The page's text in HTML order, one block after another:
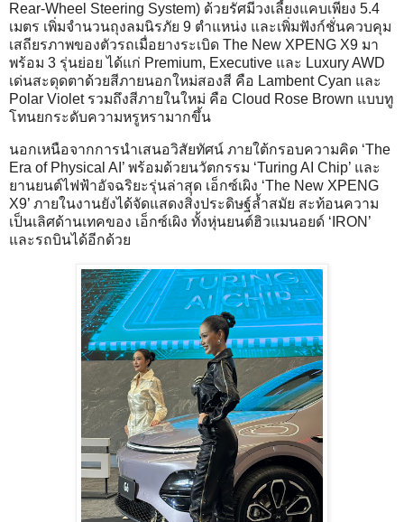
Rear-Wheel Steering System) ด้วยรัศมีวงเลี้ยงแคบเพียง 5.4
เมตร เพิ่มจำนวนถุงลมนิรภัย 9 ตำแหน่ง และเพิ่มฟังก์ชั่นควบคุม
เสถียรภาพของตัวรถเมื่อยางระเบิด The New XPENG X9 มา
พร้อม 3 รุ่นย่อย ได้แก่ Premium, Executive และ Luxury AWD
เด่นสะดุดตาด้วยสีภายนอกใหม่สองสี คือ Lambent Cyan และ
Polar Violet รวมถึงสีภายในใหม่ คือ Cloud Rose Brown แบบทู
โทนยกระดับความหรูหรามากขึ้น
นอกเหนือจากการนำเสนอวิสัยทัศน์ ภายใต้กรอบความคิด ‘The
Era of Physical AI’ พร้อมด้วยนวัตกรรม ‘Turing AI Chip’ และ
ยานยนต์ไฟฟ้าอัจฉริยะรุ่นล่าสุด เอ็กซ์เผิง ‘The New XPENG
X9’ ภายในงานยังได้จัดแสดงสิ่งประดิษฐ์ล้ำสมัย สะท้อนความ
เป็นเลิศด้านเทคของ เอ็กซ์เผิง ทั้งหุ่นยนต์ฮิวแมนอยด์ ‘IRON’
และรถบินได้อีกด้วย